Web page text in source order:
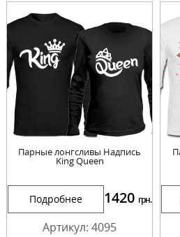
Парные лонгсливы Надпись
King Queen
Подробнее 1420 грн.
Артикул: 4095